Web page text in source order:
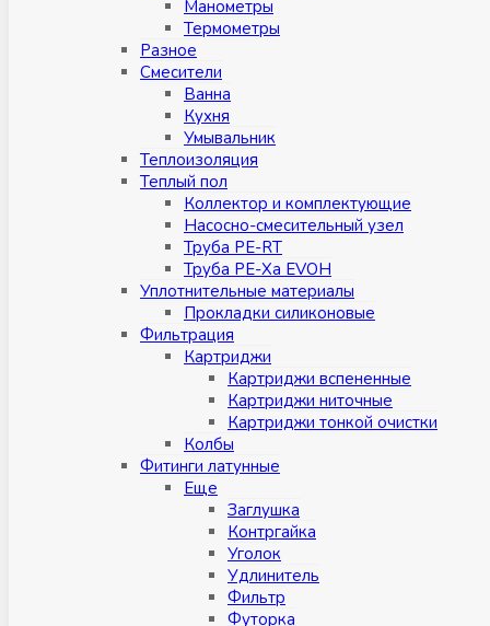
Манометры
Термометры
Разное
Смесители
Ванна
Кухня
Умывальник
Теплоизоляция
Теплый пол
Коллектор и комплектующие
Насосно-смесительный узел
Труба PE-RT
Труба PE-Xa EVOH
Уплотнительные материалы
Прокладки силиконовые
Фильтрация
Картриджи
Картриджи вспененные
Картриджи ниточные
Картриджи тонкой очистки
Колбы
Фитинги латунные
Eщe
Заглушка
Контргайка
Уголок
Удлинитель
Фильтр
Футорка